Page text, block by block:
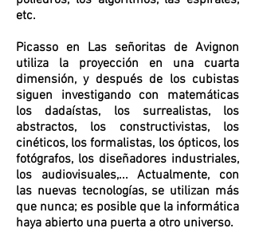
etc.
Picasso en Las señoritas de Avignon
utiliza la proyección en una cuarta
dimensión, y después de los cubistas
siguen investigando con matemáticas
los dadaístas, los surrealistas, los
abstractos, los constructivistas, los
cinéticos, los formalistas, los ópticos, los
fotógrafos, los diseñadores industriales,
los audiovisuales,... Actualmente, con
las nuevas tecnologías, se utilizan más
que nunca; es posible que la informática
haya abierto una puerta a otro universo.